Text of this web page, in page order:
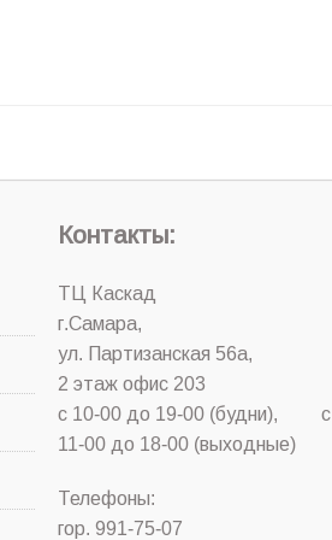
Контакты:
ТЦ Каскад
г.Самара,
ул. Партизанская 56а,
2 этаж офис 203
с 10-00 до 19-00 (будни), с
11-00 до 18-00 (выходные)
Телефоны:
гор. 991-75-07